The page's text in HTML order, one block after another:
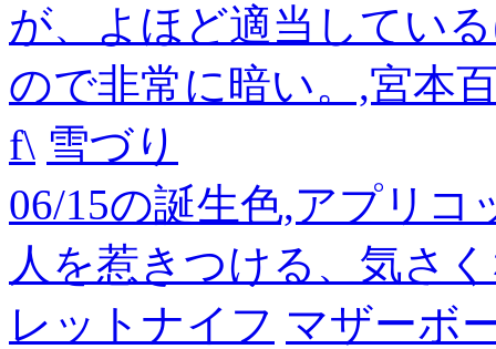
が、よほど適当してい
ので非常に暗い。,宮本
f\ 雪づり
06/15の誕生色,アプリ
人を惹きつける、気さ
レットナイフ マザーボ